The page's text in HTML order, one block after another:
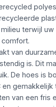
terwijl
van
is. Dit
De hoes is
en
van een fris